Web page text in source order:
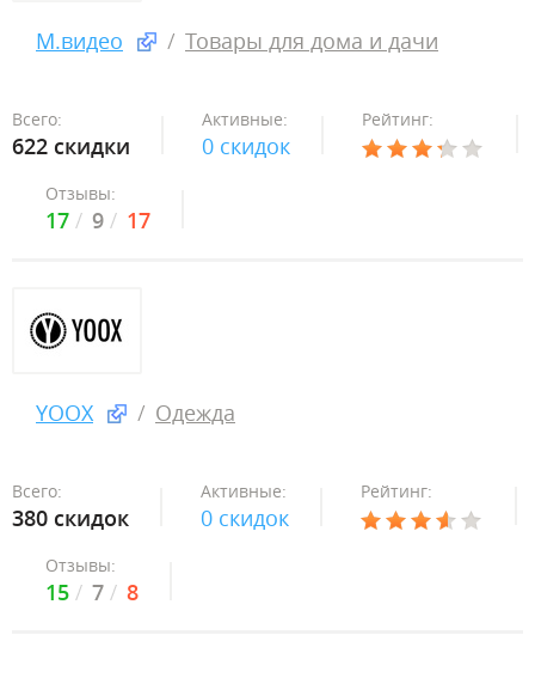
М.видео Товары для дома и дачи
Всего:
622 скидки
Активные:
0 скидок
Рейтинг:
Отзывы:
17 9 17
YOOX Одежда
Всего:
380 скидок
Активные:
0 скидок
Рейтинг:
Отзывы:
15 7 8